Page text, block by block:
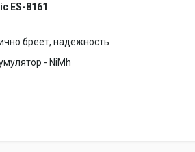
ES-8161
бреет, надежность
- NiMh